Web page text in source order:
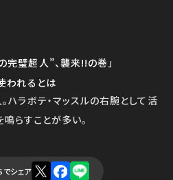
完璧超人”、襲来!!の巻」
われるとは
ラボテ・マッスルの右腕として活
らすことが多い。
シェア